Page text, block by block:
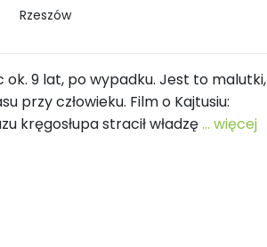
Rzeszów
ok. 9 lat, po wypadku. Jest to malutki,
przy człowieku. Film o Kajtusiu:
kręgosłupa stracił władzę... więcej